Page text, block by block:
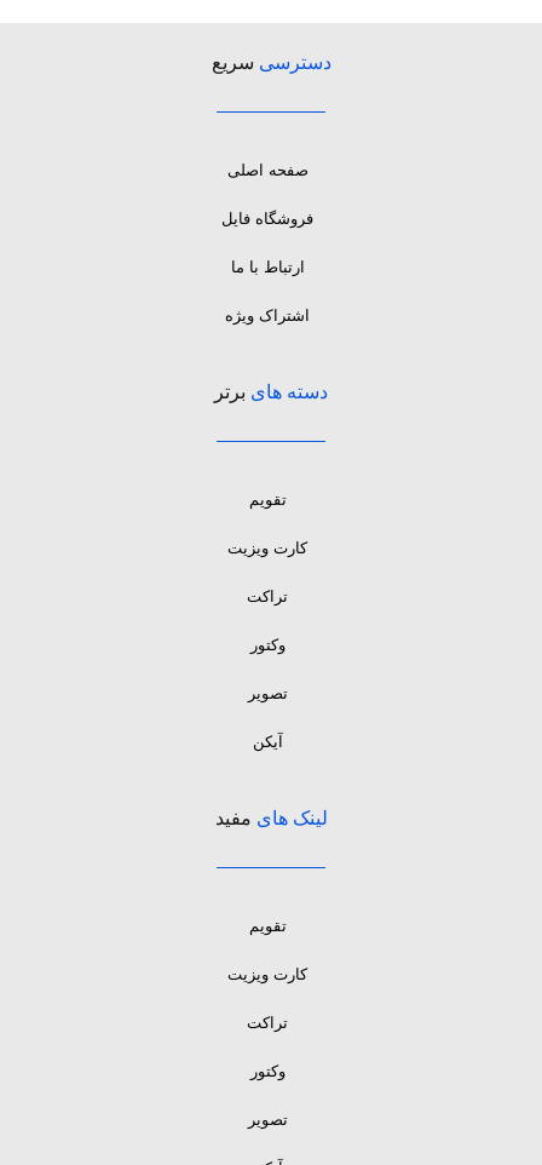
دسترسی سریع
صفحه اصلی
فروشگاه فایل
ارتباط با ما
اشتراک ویژه
دسته های برتر
تقویم
کارت ویزیت
تراکت
وکتور
تصویر
آیکن
لینک های مفید
تقویم
کارت ویزیت
تراکت
وکتور
تصویر